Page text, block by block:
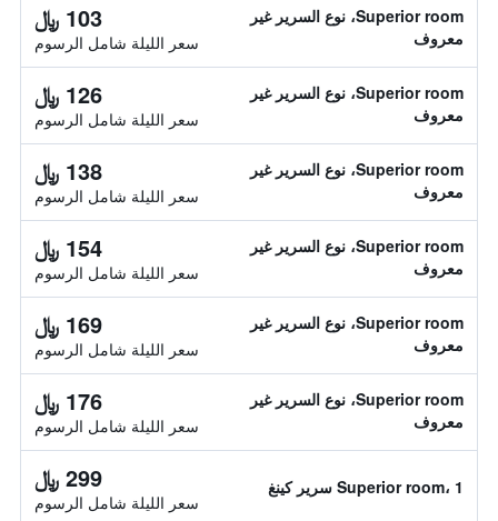
Superior room، نوع السرير غير
معروف
103 ﷼
سعر الليلة شامل الرسوم
Superior room، نوع السرير غير
معروف
126 ﷼
سعر الليلة شامل الرسوم
Superior room، نوع السرير غير
معروف
138 ﷼
سعر الليلة شامل الرسوم
Superior room، نوع السرير غير
معروف
154 ﷼
سعر الليلة شامل الرسوم
Superior room، نوع السرير غير
معروف
169 ﷼
سعر الليلة شامل الرسوم
Superior room، نوع السرير غير
معروف
176 ﷼
سعر الليلة شامل الرسوم
Superior room، 1 سرير كينغ 299 ﷼
سعر الليلة شامل الرسوم